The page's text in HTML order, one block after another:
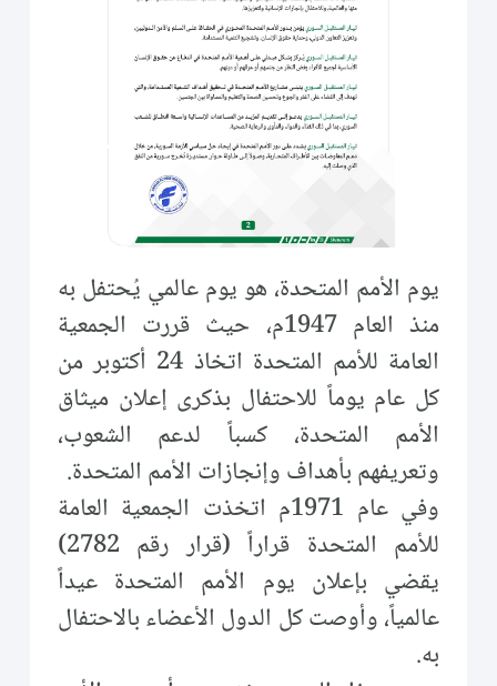
يوم الأمم المتحدة، هو يوم عالمي يُحتفل به
منذ العام 1947م، حيث قررت الجمعية
العامة للأمم المتحدة اتخاذ 24 أكتوبر من
كل عام يوماً للاحتفال بذكرى إعلان ميثاق
الأمم المتحدة، كسباً لدعم الشعوب،
وتعريفهم بأهداف وإنجازات الأمم المتحدة.
وفي عام 1971م اتخذت الجمعية العامة
للأمم المتحدة قراراً (قرار رقم 2782)
يقضي بإعلان يوم الأمم المتحدة عيداً
عالمياً، وأوصت كل الدول الأعضاء بالاحتفال
به.